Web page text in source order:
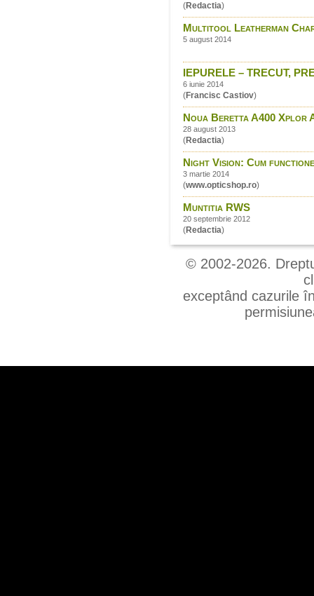
(Redactia)
Multitool Leatherman
5 august 2014
IEPURELE – TRECUT,
6 iunie 2014
(Francisc Castiov)
Noua Beretta A400 Xplor
28 august 2013
(Redactia)
Night Vision: Cum
3 martie 2014
(www.opticshop.ro)
Muntitia RWS
20 septembrie 2012
(Redactia)
© 2002-2026.
exceptând cazurile